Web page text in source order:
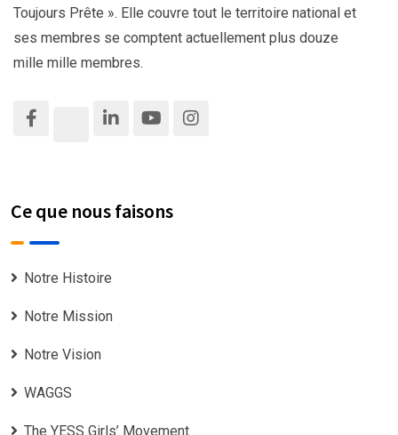
Toujours Prête ». Elle couvre tout le territoire national et
ses membres se comptent actuellement plus douze
mille mille membres.
Ce que nous faisons
Notre Histoire
Notre Mission
Notre Vision
WAGGS
The YESS Girls’ Movement